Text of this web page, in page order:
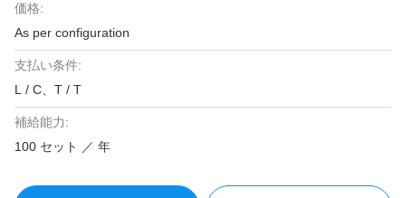
価格:
As per configuration
支払い条件:
L / C、T / T
補給能力:
100 セット ／ 年